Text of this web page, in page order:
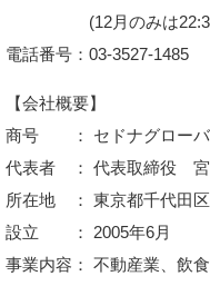
(12月のみは22:30、
電話番号：03-3527-1485
【会社概要】
商号 ： セドナグローバ
代表者 ： 代表取締役 宮
所在地 ： 東京都千代田
設立 ： 2005年6月
事業内容： 不動産業、飲